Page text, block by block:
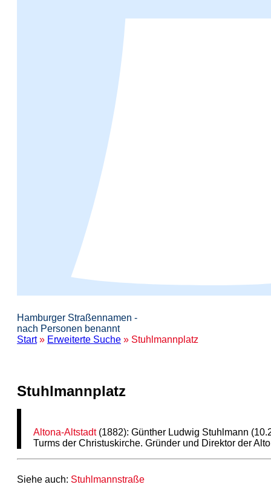
Hamburger Straßennamen -
nach Personen benannt
Start» Erweiterte Suche » Stuhlmannplatz
Stuhlmannplatz
Altona-Altstadt(1882): Günther Ludwig Stuhlmann
Turms der Christuskirche. Gründer und Direktor der
Siehe auch: Stuhlmannstraße